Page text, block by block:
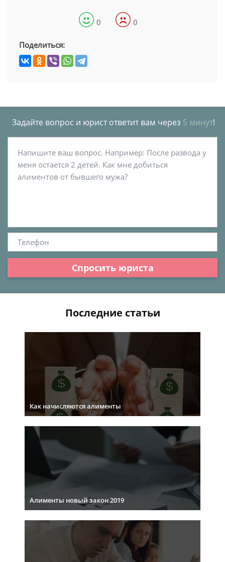
0 0
Поделиться:
Задайте вопрос и юрист ответит вам через 5 минут!
Спросить юриста
Последние статьи
Как начисляются алименты
Алименты новый закон 2019